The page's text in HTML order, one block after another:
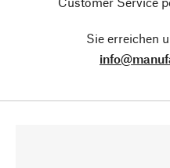
Sie erreichen